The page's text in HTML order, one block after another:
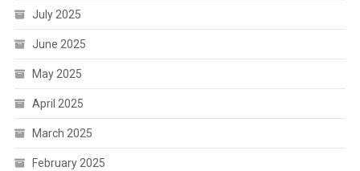
July 2025
June 2025
May 2025
April 2025
March 2025
February 2025